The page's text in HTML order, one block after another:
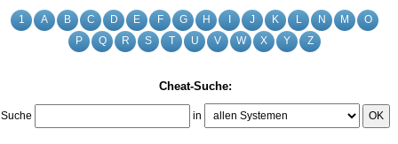
1 A B C D E F G H J K L N M
O
P
Q R S T U V W X Y Z
Cheat-Suche:
Suche in OK